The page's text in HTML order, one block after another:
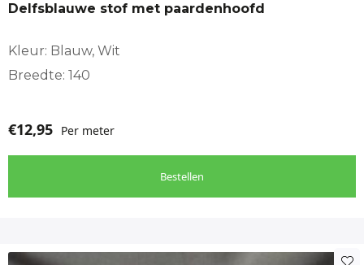
Delfsblauwe stof met paardenhoofd
Kleur: Blauw, Wit
Breedte: 140
€12,95 Per meter
Bestellen